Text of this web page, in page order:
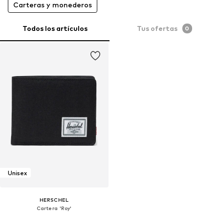
Carteras y monederos
Todos los artículos Tus ofertas 0
Unisex
HERSCHEL
Cartera 'Roy'